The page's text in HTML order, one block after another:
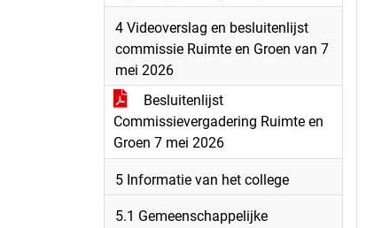
4 Videoverslag en besluitenlijst
commissie Ruimte en Groen van 7
mei 2026
Besluitenlijst
Commissievergadering Ruimte en
Groen 7 mei 2026
5 Informatie van het college
5.1 Gemeenschappelijke